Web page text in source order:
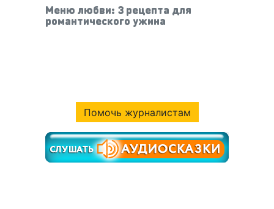
Меню любви: 3 рецепта для
романтического ужина
Помочь журналистам